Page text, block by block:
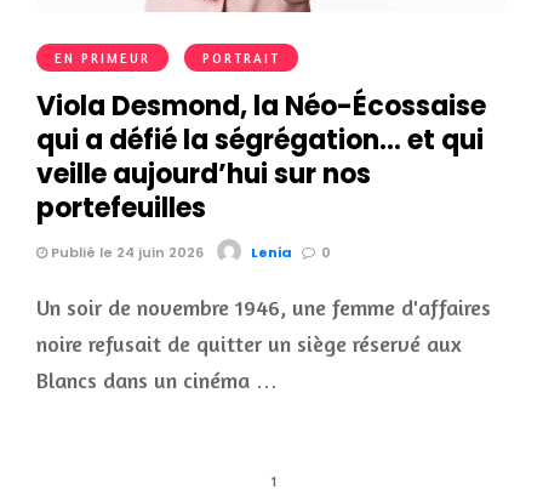
EN PRIMEUR PORTRAIT
Viola Desmond, la Néo-Écossaise
qui a défié la ségrégation… et qui
veille aujourd’hui sur nos
portefeuilles
Publié le 24 juin 2026 Lenia 0
Un soir de novembre 1946, une femme d'affaires
noire refusait de quitter un siège réservé aux
Blancs dans un cinéma …
1